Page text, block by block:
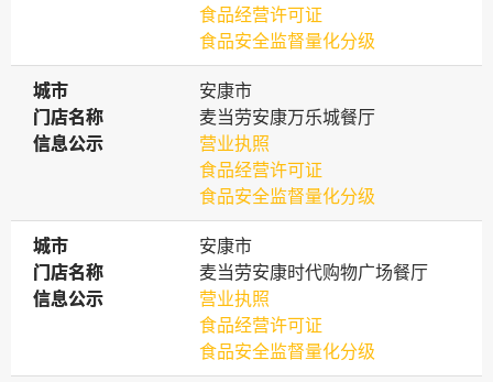
食品经营许可证
食品安全监督量化分级
城市
城市
安康市
门店名称
门店名称
麦当劳安康万乐城餐厅
信息公示
信息公示
营业执照
食品经营许可证
食品安全监督量化分级
城市
城市
安康市
门店名称
门店名称
麦当劳安康时代购物广场餐厅
信息公示
信息公示
营业执照
食品经营许可证
食品安全监督量化分级